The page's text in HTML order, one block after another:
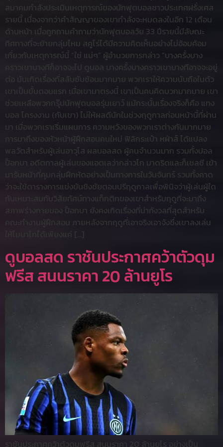
สมาคมกำลังประเมินเหตุการณ์ของนักฟุตบอลชาวประเทศฝรั่งเศส
รายนี้ เนื่องจากว่าคำสัญญาของเขากำลังจะหมดลงในอีก 12 เดือน
ด้านหน้า เมื่อถูกถามคำถามว่านักฟุตบอลวัย 33 ปีรายนี้มีลัษณะ
ทิศทางที่จะย้ายกลุ่มไหม สคูโร่ได้มีความคิดเห็นอย่างไม่อ้อมค้อม
เกี่ยวกับเหตุการณ์นี้ “ใช่ แน่ๆ” ผู้อำนวยการกล่าว “บางครั้งบาง
คราวเขาบางทีก็อาจจะไป ดูบอล บางครั้งบางคราวเขาบางทีอาจจะอยู่
ต่อ มันเกิดเรื่องที่สลับซับซ้อนมากมาย พวกเราให้ความนับถือในตัว
เขาเป็นขั้นตอนแรก เมื่อเขามาตรงนี้ เขาเป็นคนคิดบวกมากมาย เขา
ช่วยเหลือพวกกรุ๊ปนักฟุตบอลรุ่นเยาว์ แม้กระนั้นเรื่องจริงก็คือ แทง
บอล โครงงาน (กับเขา) ไม่ให้ผลดีนักในช่วงฤดูกาลก่อนหน้านี้ที่ผ่าน
มา เมื่อพวกเราเริ่มแผนการ ความหวังของพวกเราต่างกันมากมาย
การมาถึงของหัวหน้าผู้ฝึกสอนคนใหม่ ฟิลิกระเป๋า หฝ่าส์ ได้แปลง
พลวัตสำหรับผู้เล่นอาวุโส ผลบอลสด ผู้คนจำนวนมาก รวมทั้งปอล
ป็อกบา อดีตกาลผู้เล่นของแอตเลว่ากล่าวโก มาดริดและก็เชลซี เข้า
มารับหน้าที่คุมกลุ่มฝึกหัดอย่างเป็นทางการในวันจันทร์ รวมทั้งคาด
ว่าจะใช้ตารางการแข่งขันชิงชัยตอนปรีฤดูกาลเพื่อพินิจว่าผู้เล่นผู้ใด
กันเหมาะสมกับวิสัยทัศน์ทางแท็กติกของเขาสำหรับฤดูที่จะมาถึง
สภาพร่างกายของ ป็อกบา ยังคงเกิดเรื่องที่น่ากังวลที่สุดสำหรับ
คณะทำงานผู้ฝึกสอน ภายหลังจากฤดูที่เอาจริงเอาจังซึ่งเขาลงเล่น
ให้โมนาโกได้เพียงแค่ […]
ดูบอลสด ราชันประกาศคว้าตัวดุม
ฟรีส สนนราคา 20 ล้านยูโร
ราชันประกาศคว้าตัวดุมฟรีส สนนราคา 20 ล้านยูโร อย่างเป็น